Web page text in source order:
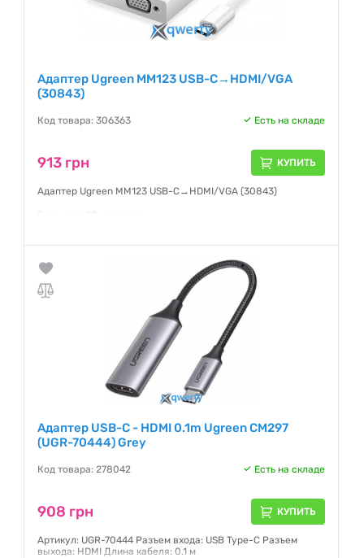
Адаптер Ugreen MM123 USB-C→HDMI/VGA
(30843)
Код товара: 306363 Есть на складе
913 грн КУПИТЬ
Адаптер Ugreen MM123 USB-C→HDMI/VGA (30843)
Адаптер USB-C - HDMI 0.1m Ugreen CM297
(UGR-70444) Grey
Код товара: 278042 Есть на складе
908 грн КУПИТЬ
Артикул: UGR-70444 Разъем входа: USB Type-C Разъем
выхода: HDMI Длина кабеля: 0.1 м